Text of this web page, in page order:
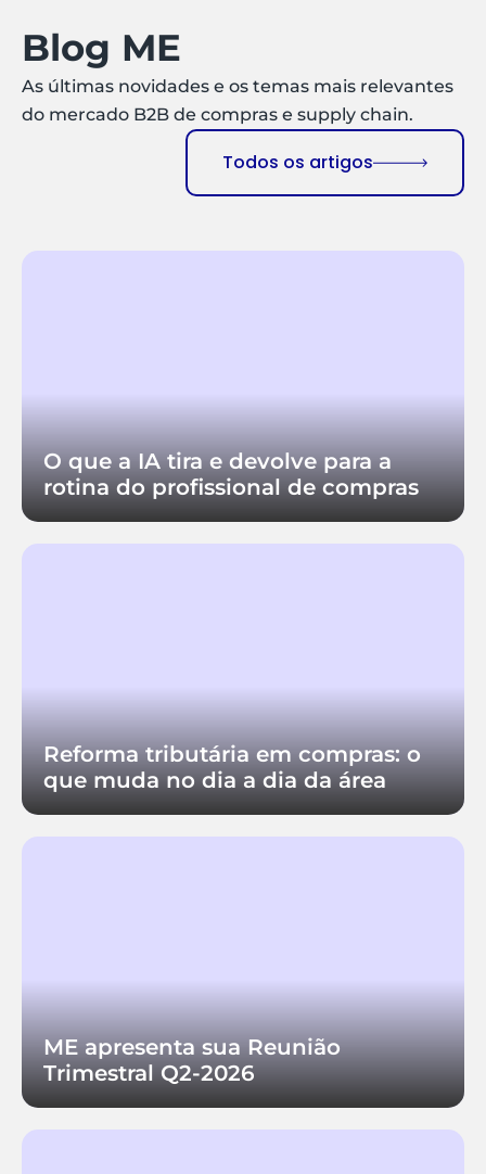
Blog ME
As últimas novidades e os temas mais relevantes
do mercado B2B de compras e supply chain.
Todos os artigos
O que a IA tira e devolve para a
rotina do profissional de compras
Reforma tributária em compras: o
que muda no dia a dia da área
ME apresenta sua Reunião
Trimestral Q2-2026